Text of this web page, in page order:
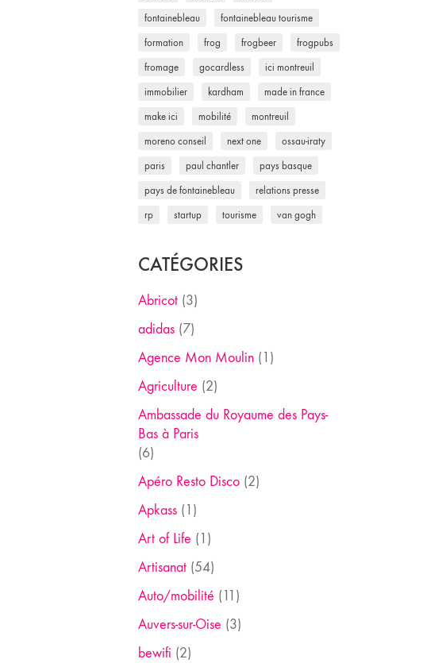
fontainebleau fontainebleau tourisme
formation frog frogbeer frogpubs
fromage gocardless ici montreuil
immobilier kardham made in france
make ici mobilité montreuil
moreno conseil next one ossau-iraty
paris paul chantler pays basque
pays de fontainebleau relations presse
rp startup tourisme van gogh
CATÉGORIES
Abricot(3)
adidas(7)
Agence Mon Moulin(1)
Agriculture (2)
Ambassade du Royaume des Pays-
Bas à Paris
(6)
Apéro Resto Disco(2)
Apkass(1)
Art of Life (1)
Artisanat(54)
Auto/mobilité (11)
Auvers-sur-Oise (3)
bewifi (2)